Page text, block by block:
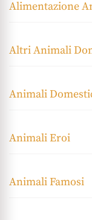
Alimentazione
Altri Animali
Animali
Animali Eroi
Animali Famosi